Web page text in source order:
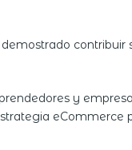
y
eCommerce